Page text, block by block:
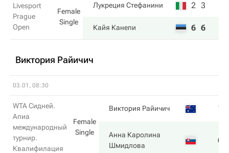
Livesport
Prague
Open
Female
Single
Лукреция Стефанини 2 3
Кайя Канепи 6 6
Виктория Райичич
03.01, 08:30
WTA Сидней.
Апиа
международный
турнир.
Квалифилация
Female
Single
Виктория Райичич 1
Анна Каролина
Шмидлова
6